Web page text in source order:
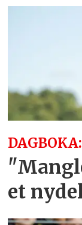
DAGBOKA:
et